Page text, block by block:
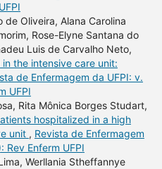
de Oliveira, Alana Carolina
Rose-Elyne Santana do
Luis de Carvalho Neto,
the intensive care unit:
de Enfermagem da UFPI: v.
UFPI
Rita Mônica Borges Studart,
hospitalized in a high
unit , Revista de Enfermagem
Rev Enferm UFPI
Werllania Stheffannye